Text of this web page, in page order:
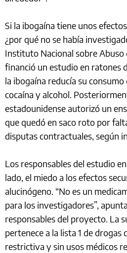
Si la ibogaína tiene unos
¿por qué no se había
Instituto Nacional sobre Abuso
financió un estudio en ratones
la ibogaína reducía su
cocaína y alcohol.
estadounidense autorizó un
que quedó en saco roto por
disputas contractuales, según
Los responsables del estudio
lado, el miedo a los efectos
alucinógeno. “No es un
para los investigadores”,
responsables del proyecto. La
pertenece a la lista 1 de drogas
restrictiva y sin usos médicos